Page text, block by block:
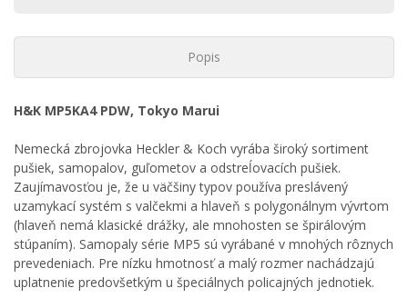
Popis
H&K MP5KA4 PDW, Tokyo Marui
Nemecká zbrojovka Heckler & Koch vyrába široký sortiment
pušiek, samopalov, guľometov a odstreĺovacích pušiek.
Zaujímavosťou je, že u väčšiny typov používa preslávený
uzamykací systém s valčekmi a hlaveň s polygonálnym vývrtom
(hlaveň nemá klasické drážky, ale mnohosten se špirálovým
stúpaním). Samopaly série MP5 sú vyrábané v mnohých rôznych
prevedeniach. Pre nízku hmotnosť a malý rozmer nachádzajú
uplatnenie predovšetkým u špeciálnych policajných jednotiek.